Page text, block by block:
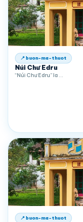
📍 buon-ma-thuot
Núi Chư Edru
“Núi Chư Edru” la …
📍 buon-ma-thuot